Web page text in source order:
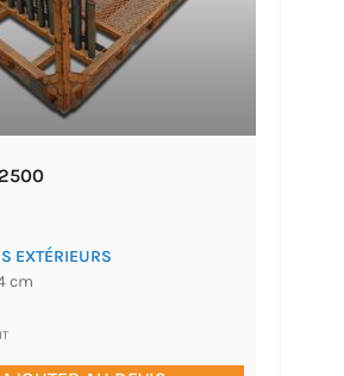
EXTÉRIEURS
cm